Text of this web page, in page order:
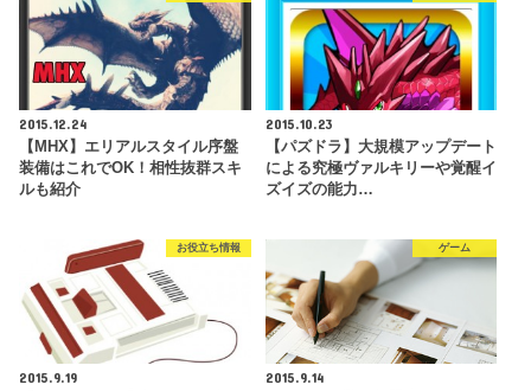
2015.12.24
【MHX】エリアルスタイル序盤
装備はこれでOK！相性抜群スキ
ルも紹介
2015.10.23
【パズドラ】大規模アップデート
による究極ヴァルキリーや覚醒イ
ズイズの能力…
お役立ち情報
2015.9.19
ゲーム
2015.9.14